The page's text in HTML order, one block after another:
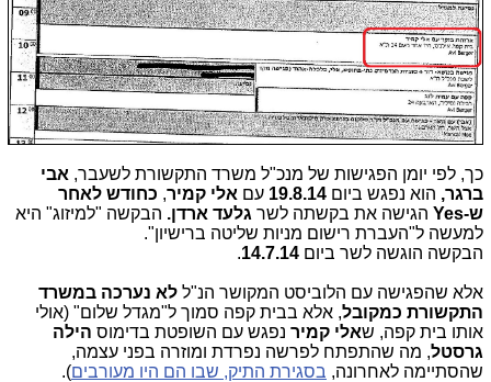
כך, לפי יומן הפגישות של מנכ"ל משרד התקשורת לשעבר, אבי
ברגר, הוא נפגש ביום 19.8.14 עם אלי קמיר, כחודש לאחר
ש-Yes הגישה את בקשתה לשר גלעד ארדן. הבקשה "למיזוג" היא
למעשה ל"העברת רישום מניות שליטה ברישיון".
הבקשה הוגשה לשר ביום 14.7.14
.
אלא שהפגישה עם הלוביסט המקושר הנ"ל לא נערכה במשרד
התקשורת כמקובל, אלא בבית קפה סמוך ל"מגדל שלום" (אולי
אותו בית קפה, שאלי קמיר נפגש עם השופטת בדימוס הילה
גרסטל, מה שהתפתח לפרשה נפרדת ומוזרה בפני עצמה,
שהסתיימה לאחרונה, בסגירת התיק, שבו הם היו מעורבים).